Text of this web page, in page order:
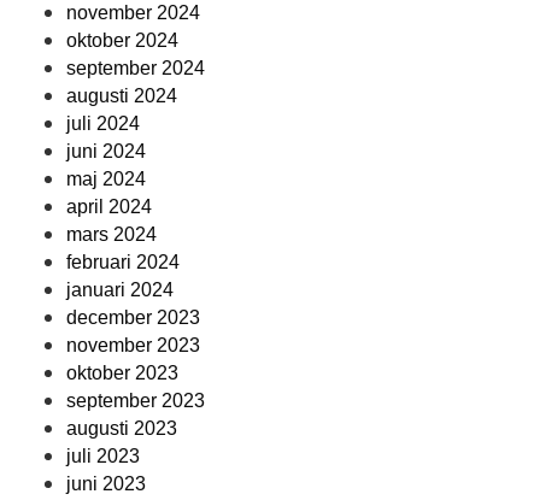
november 2024
oktober 2024
september 2024
augusti 2024
juli 2024
juni 2024
maj 2024
april 2024
mars 2024
februari 2024
januari 2024
december 2023
november 2023
oktober 2023
september 2023
augusti 2023
juli 2023
juni 2023